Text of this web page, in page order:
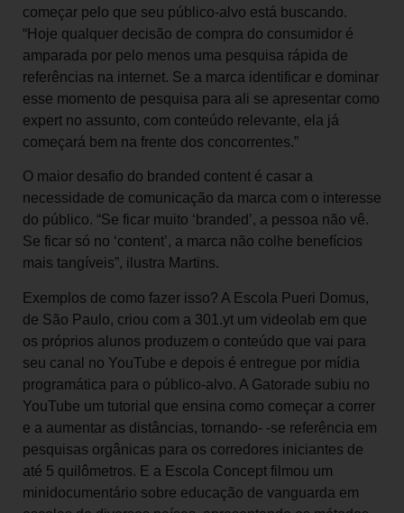
começar pelo que seu público-alvo está buscando.
“Hoje qualquer decisão de compra do consumidor é
amparada por pelo menos uma pesquisa rápida de
referências na internet. Se a marca identificar e dominar
esse momento de pesquisa para ali se apresentar como
expert no assunto, com conteúdo relevante, ela já
começará bem na frente dos concorrentes.”
O maior desafio do branded content é casar a
necessidade de comunicação da marca com o interesse
do público. “Se ficar muito ‘branded’, a pessoa não vê.
Se ficar só no ‘content’, a marca não colhe benefícios
mais tangíveis”, ilustra Martins.
Exemplos de como fazer isso? A Escola Pueri Domus,
de São Paulo, criou com a 301.yt um videolab em que
os próprios alunos produzem o conteúdo que vai para
seu canal no YouTube e depois é entregue por mídia
programática para o público-alvo. A Gatorade subiu no
YouTube um tutorial que ensina como começar a correr
e a aumentar as distâncias, tornando- -se referência em
pesquisas orgânicas para os corredores iniciantes de
até 5 quilômetros. E a Escola Concept filmou um
minidocumentário sobre educação de vanguarda em